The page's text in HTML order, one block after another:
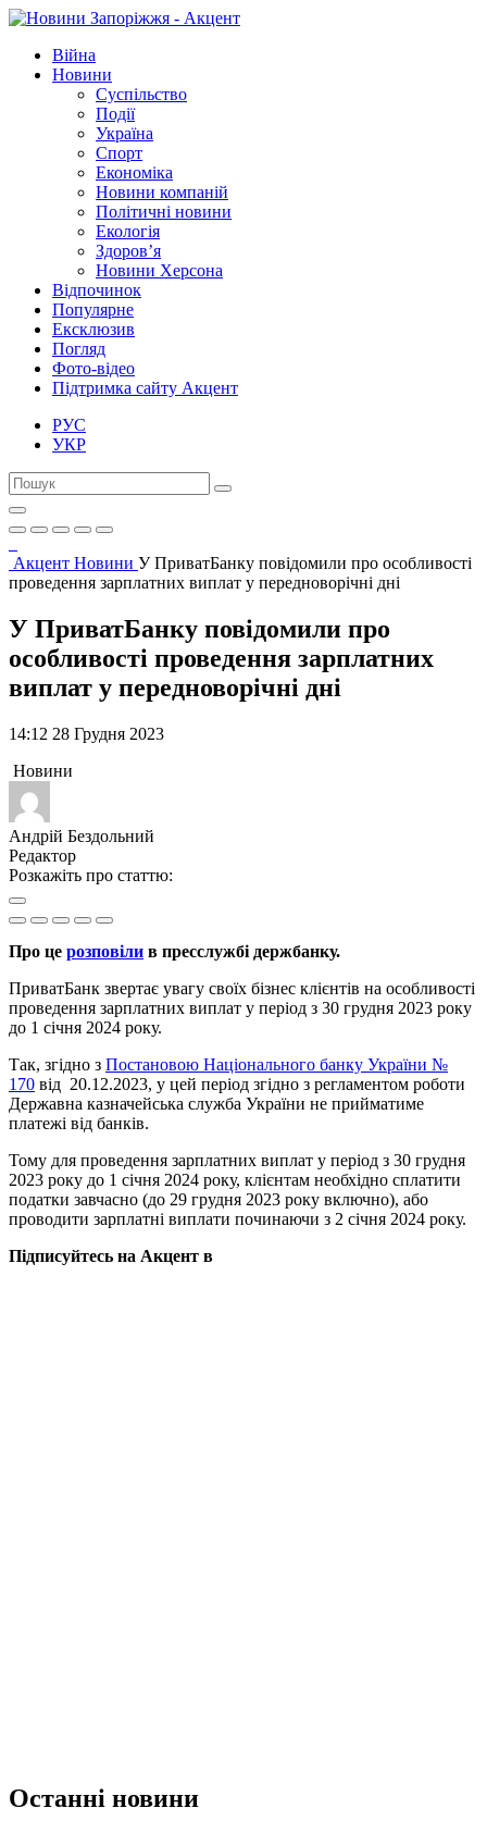
Війна
Новини
Суспільство
Події
Україна
Спорт
Економіка
Новини компаній
Політичні новини
Екологія
Здоров’я
Новини Херсона
Відпочинок
Популярне
Ексклюзив
Погляд
Фото-відео
Підтримка сайту Акцент
РУС
УКР
Акцент Новини У ПриватБанку повідомили про особливості
проведення зарплатних виплат у передноворічні дні
У ПриватБанку повідомили про
особливості проведення зарплатних
виплат у передноворічні дні
14:12 28 Грудня 2023
Новини
Андрій Бездольний
Редактор
Розкажіть про статтю:
Про це розповіли в пресслужбі держбанку.
ПриватБанк звертає увагу своїх бізнес клієнтів на особливості
проведення зарплатних виплат у період з 30 грудня 2023 року
до 1 січня 2024 року.
Так, згідно з Постановою Національного банку України №
170 від 20.12.2023, у цей період згідно з регламентом роботи
Державна казначейська служба України не прийматиме
платежі від банків.
Тому для проведення зарплатних виплат у період з 30 грудня
2023 року до 1 січня 2024 року, клієнтам необхідно сплатити
податки завчасно (до 29 грудня 2023 року включно), або
проводити зарплатні виплати починаючи з 2 січня 2024 року.
Підписуйтесь на Акцент в
Останні новини